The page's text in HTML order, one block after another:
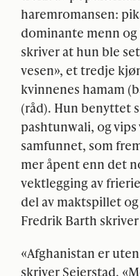
haremromansen:
dominante menn
skriver at hun ble
vesen», et tredje
kvinnenes hamam
(råd). Hun benyttet
pashtunwali, og
samfunnet, som
mer åpent enn det
vektlegging av
del av maktspillet
Fredrik Barth
«Afghanistan er
skriver Seierstad.